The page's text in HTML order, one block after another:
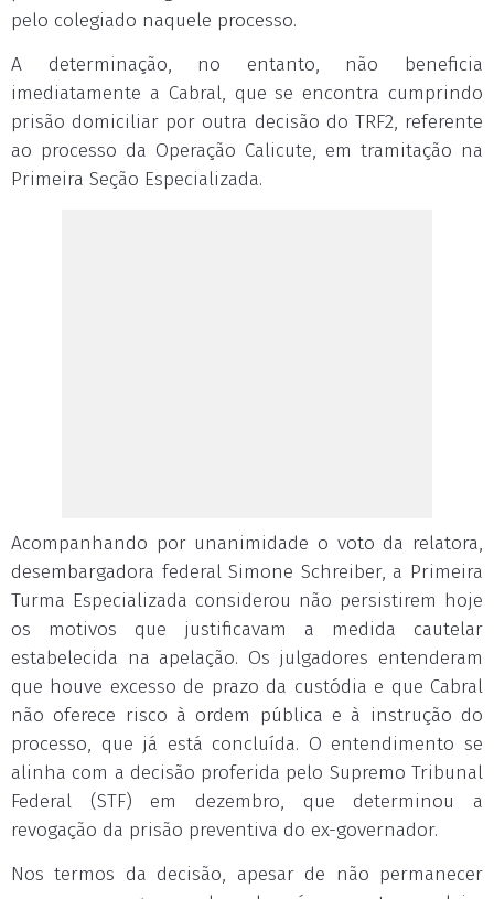
pelo colegiado naquele processo.
A determinação, no entanto, não beneficia
imediatamente a Cabral, que se encontra cumprindo
prisão domiciliar por outra decisão do TRF2, referente
ao processo da Operação Calicute, em tramitação na
Primeira Seção Especializada.
Acompanhando por unanimidade o voto da relatora,
desembargadora federal Simone Schreiber, a Primeira
Turma Especializada considerou não persistirem hoje
os motivos que justificavam a medida cautelar
estabelecida na apelação. Os julgadores entenderam
que houve excesso de prazo da custódia e que Cabral
não oferece risco à ordem pública e à instrução do
processo, que já está concluída. O entendimento se
alinha com a decisão proferida pelo Supremo Tribunal
Federal (STF) em dezembro, que determinou a
revogação da prisão preventiva do ex-governador.
Nos termos da decisão, apesar de não permanecer